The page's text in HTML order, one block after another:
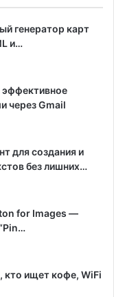
генератор карт
и…
эффективное
через Gmail
для создания и
без лишних…
for Images —
кто ищет кофе, WiFi